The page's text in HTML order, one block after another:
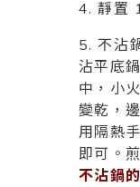
4. 靜置
5. 不沾
沾平底
中，小
變乾，
用隔熱
即可。
不沾鍋